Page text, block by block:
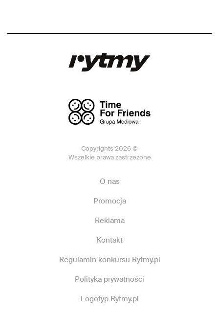
Copyrights 2026 ©
Wszelkie prawa zastrzeżone
O nas
Promocja
Reklama
Kontakt
Regulamin konkursu Rytmy.pl
Polityka prywatności
Logotyp Rytmy.pl